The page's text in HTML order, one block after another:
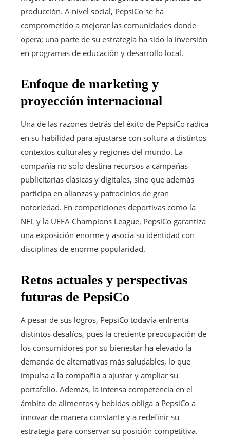
producción. A nivel social, PepsiCo se ha
comprometido a mejorar las comunidades donde
opera; una parte de su estrategia ha sido la inversión
en programas de educación y desarrollo local.
Enfoque de marketing y
proyección internacional
Una de las razones detrás del éxito de PepsiCo radica
en su habilidad para ajustarse con soltura a distintos
contextos culturales y regiones del mundo. La
compañía no solo destina recursos a campañas
publicitarias clásicas y digitales, sino que además
participa en alianzas y patrocinios de gran
notoriedad. En competiciones deportivas como la
NFL y la UEFA Champions League, PepsiCo garantiza
una exposición enorme y asocia su identidad con
disciplinas de enorme popularidad.
Retos actuales y perspectivas
futuras de PepsiCo
A pesar de sus logros, PepsiCo todavía enfrenta
distintos desafíos, pues la creciente preocupación de
los consumidores por su bienestar ha elevado la
demanda de alternativas más saludables, lo que
impulsa a la compañía a ajustar y ampliar su
portafolio. Además, la intensa competencia en el
ámbito de alimentos y bebidas obliga a PepsiCo a
innovar de manera constante y a redefinir su
estrategia para conservar su posición competitiva.